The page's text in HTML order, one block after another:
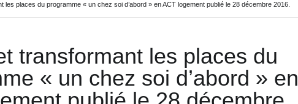
les places du programme « un chez soi d’abord » en ACT logement publié le 28 décembre 2016.
transformant les places du
« un chez soi d’abord » en